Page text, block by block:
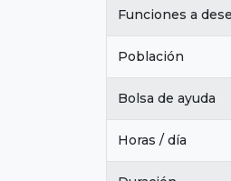
Funciones a
Población
Bolsa de ayuda
Horas / día